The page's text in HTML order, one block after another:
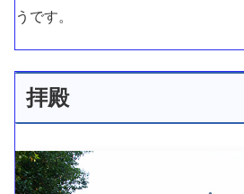
うです。
拝殿